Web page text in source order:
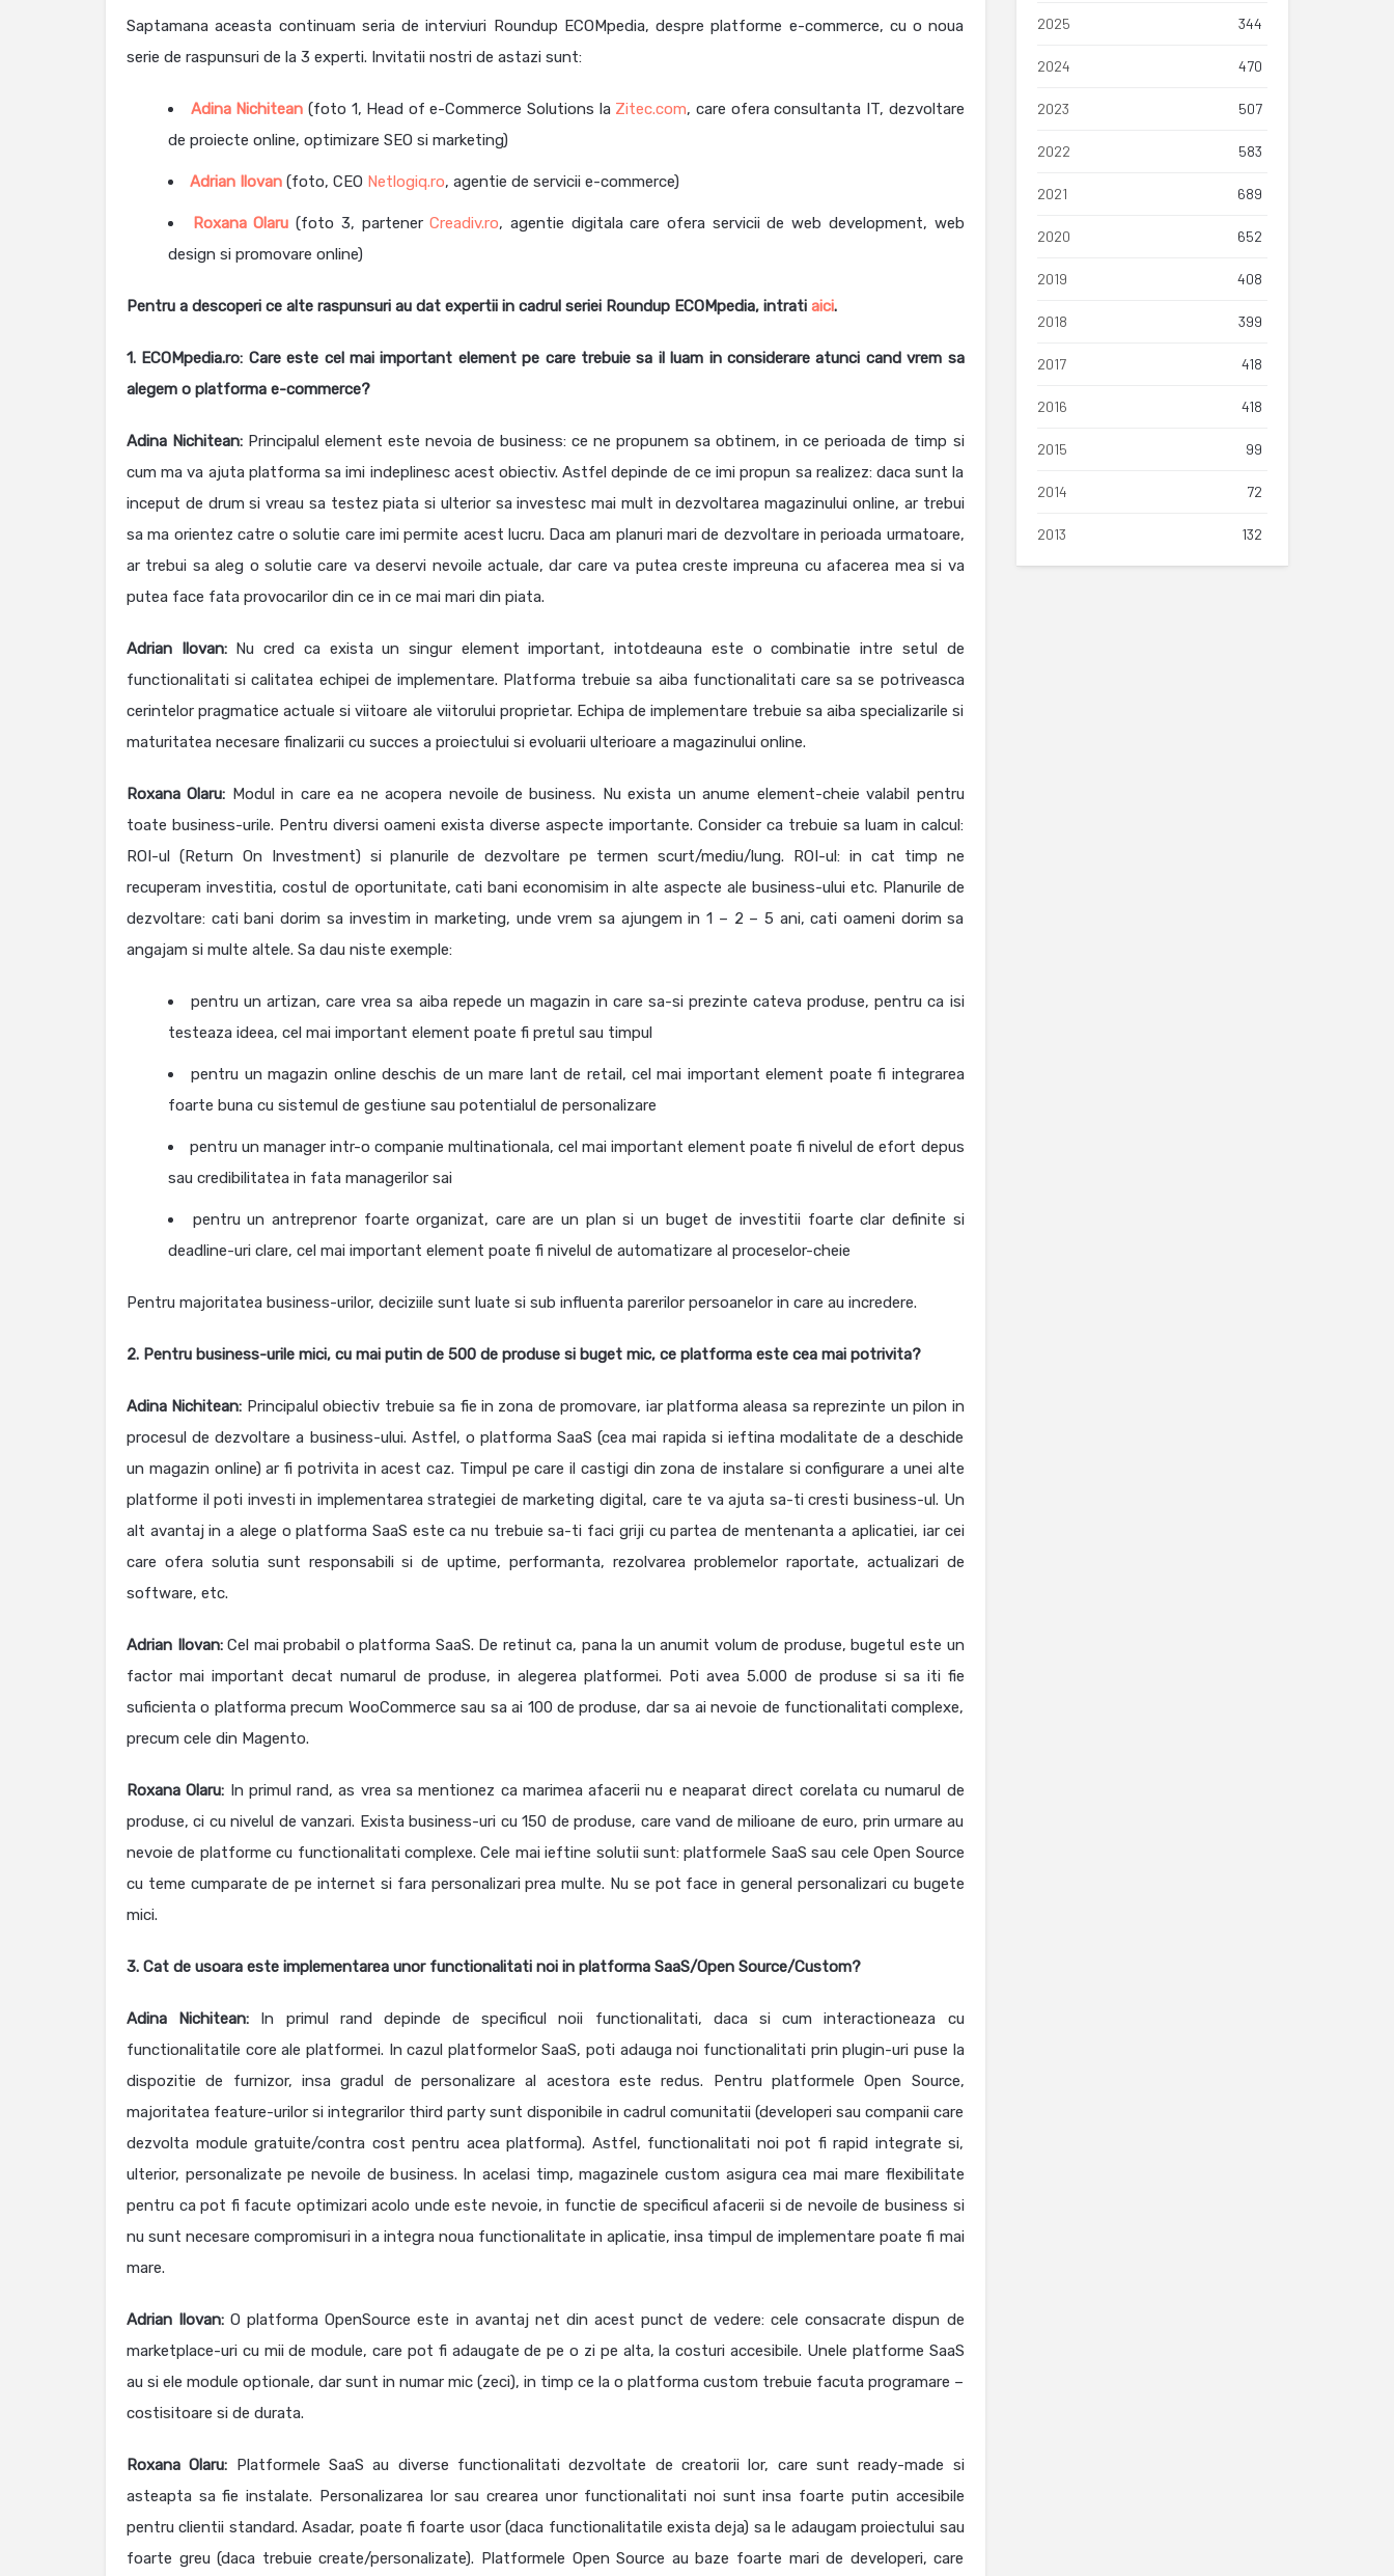
Saptamana aceasta continuam seria de interviuri Roundup ECOMpedia, despre platforme e-commerce, cu o noua
serie de raspunsuri de la 3 experti. Invitatii nostri de astazi sunt:
Adina Nichitean (foto 1, Head of e-Commerce Solutions la Zitec.com, care ofera consultanta IT, dezvoltare
de proiecte online, optimizare SEO si marketing)
Adrian Ilovan (foto, CEO Netlogiq.ro, agentie de servicii e-commerce)
Roxana Olaru (foto 3, partenerCreadiv.ro, agentie digitala care ofera servicii de web development, web
design si promovare online)
Pentru a descoperi ce alte raspunsuri au dat expertii in cadrul seriei Roundup ECOMpedia, intrati aici.
1. ECOMpedia.ro: Care este cel mai important element pe care trebuie sa il luam in considerare atunci cand vrem sa
alegem o platforma e-commerce?
Adina Nichitean: Principalul element este nevoia de business: ce ne propunem sa obtinem, in ce perioada de timp si
cum ma va ajuta platforma sa imi indeplinesc acest obiectiv. Astfel depinde de ce imi propun sa realizez: daca sunt la
inceput de drum si vreau sa testez piata si ulterior sa investesc mai mult in dezvoltarea magazinului online, ar trebui
sa ma orientez catre o solutie care imi permite acest lucru. Daca am planuri mari de dezvoltare in perioada urmatoare,
ar trebui sa aleg o solutie care va deservi nevoile actuale, dar care va putea creste impreuna cu afacerea mea si va
putea face fata provocarilor din ce in ce mai mari din piata.
Adrian Ilovan:Nu cred ca exista un singur element important, intotdeauna este o combinatie intre setul de
functionalitati si calitatea echipei de implementare. Platforma trebuie sa aiba functionalitati care sa se potriveasca
cerintelor pragmatice actuale si viitoare ale viitorului proprietar. Echipa de implementare trebuie sa aiba specializarile si
maturitatea necesare finalizarii cu succes a proiectului si evoluarii ulterioare a magazinului online.
Roxana Olaru: Modul in care ea ne acopera nevoile de business. Nu exista un anume element-cheie valabil pentru
toate business-urile. Pentru diversi oameni exista diverse aspecte importante. Consider ca trebuie sa luam in calcul:
ROI-ul (Return On Investment) si planurile de dezvoltare pe termen scurt/mediu/lung. ROI-ul: in cat timp ne
recuperam investitia, costul de oportunitate, cati bani economisim in alte aspecte ale business-ului etc. Planurile de
dezvoltare: cati bani dorim sa investim in marketing, unde vrem sa ajungem in 1 – 2 – 5 ani, cati oameni dorim sa
angajam si multe altele. Sa dau niste exemple:
pentru un artizan, care vrea sa aiba repede un magazin in care sa-si prezinte cateva produse, pentru ca isi
testeaza ideea, cel mai important element poate fi pretul sau timpul
pentru un magazin online deschis de un mare lant de retail, cel mai important element poate fi integrarea
foarte buna cu sistemul de gestiune sau potentialul de personalizare
pentru un manager intr-o companie multinationala, cel mai important element poate fi nivelul de efort depus
sau credibilitatea in fata managerilor sai
pentru un antreprenor foarte organizat, care are un plan si un buget de investitii foarte clar definite si
deadline-uri clare, cel mai important element poate fi nivelul de automatizare al proceselor-cheie
Pentru majoritatea business-urilor, deciziile sunt luate si sub influenta parerilor persoanelor in care au incredere.
2. Pentru business-urile mici, cu mai putin de 500 de produse si buget mic, ce platforma este cea mai potrivita?
Adina Nichitean: Principalul obiectiv trebuie sa fie in zona de promovare, iar platforma aleasa sa reprezinte un pilon in
procesul de dezvoltare a business-ului. Astfel, o platforma SaaS (cea mai rapida si ieftina modalitate de a deschide
un magazin online) ar fi potrivita in acest caz. Timpul pe care il castigi din zona de instalare si configurare a unei alte
platforme il poti investi in implementarea strategiei de marketing digital, care te va ajuta sa-ti cresti business-ul. Un
alt avantaj in a alege o platforma SaaS este ca nu trebuie sa-ti faci griji cu partea de mentenanta a aplicatiei, iar cei
care ofera solutia sunt responsabili si de uptime, performanta, rezolvarea problemelor raportate, actualizari de
software, etc.
Adrian Ilovan:Cel mai probabil o platforma SaaS. De retinut ca, pana la un anumit volum de produse, bugetul este un
factor mai important decat numarul de produse, in alegerea platformei. Poti avea 5.000 de produse si sa iti fie
suficienta o platforma precum WooCommerce sau sa ai 100 de produse, dar sa ai nevoie de functionalitati complexe,
precum cele din Magento.
Roxana Olaru: In primul rand, as vrea sa mentionez ca marimea afacerii nu e neaparat direct corelata cu numarul de
produse, ci cu nivelul de vanzari. Exista business-uri cu 150 de produse, care vand de milioane de euro, prin urmare au
nevoie de platforme cu functionalitati complexe. Cele mai ieftine solutii sunt: platformele SaaS sau cele Open Source
cu teme cumparate de pe internet si fara personalizari prea multe. Nu se pot face in general personalizari cu bugete
mici.
3. Cat de usoara este implementarea unor functionalitati noi in platforma SaaS/Open Source/Custom?
Adina Nichitean: In primul rand depinde de specificul noii functionalitati, daca si cum interactioneaza cu
functionalitatile core ale platformei. In cazul platformelor SaaS, poti adauga noi functionalitati prin plugin-uri puse la
dispozitie de furnizor, insa gradul de personalizare al acestora este redus. Pentru platformele Open Source,
majoritatea feature-urilor si integrarilor third party sunt disponibile in cadrul comunitatii (developeri sau companii care
dezvolta module gratuite/contra cost pentru acea platforma). Astfel, functionalitati noi pot fi rapid integrate si,
ulterior, personalizate pe nevoile de business. In acelasi timp, magazinele custom asigura cea mai mare flexibilitate
pentru ca pot fi facute optimizari acolo unde este nevoie, in functie de specificul afacerii si de nevoile de business si
nu sunt necesare compromisuri in a integra noua functionalitate in aplicatie, insa timpul de implementare poate fi mai
mare.
Adrian Ilovan: O platforma OpenSource este in avantaj net din acest punct de vedere: cele consacrate dispun de
marketplace-uri cu mii de module, care pot fi adaugate de pe o zi pe alta, la costuri accesibile. Unele platforme SaaS
au si ele module optionale, dar sunt in numar mic (zeci), in timp ce la o platforma custom trebuie facuta programare –
costisitoare si de durata.
Roxana Olaru: Platformele SaaS au diverse functionalitati dezvoltate de creatorii lor, care sunt ready-made si
asteapta sa fie instalate. Personalizarea lor sau crearea unor functionalitati noi sunt insa foarte putin accesibile
pentru clientii standard. Asadar, poate fi foarte usor (daca functionalitatile exista deja) sa le adaugam proiectului sau
foarte greu (daca trebuie create/personalizate). Platformele Open Source au baze foarte mari de developeri, care
2025 344
2024 470
2023 507
2022 583
2021 689
2020 652
2019 408
2018 399
2017 418
2016 418
2015 99
2014 72
2013 132